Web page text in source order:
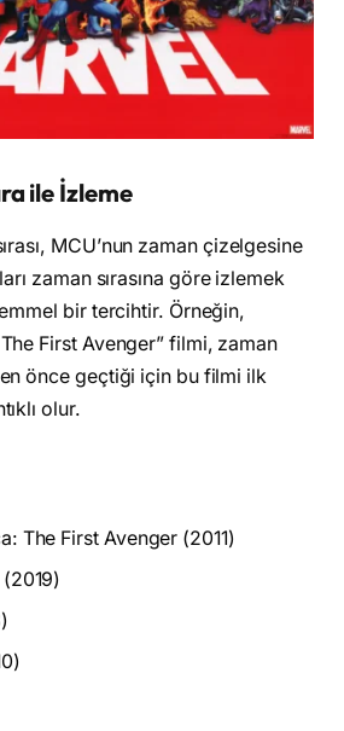
ile İzleme
MCU’nun zaman çizelgesine
zaman sırasına göre izlemek
bir tercihtir. Örneğin,
First Avenger” filmi, zaman
önce geçtiği için bu filmi ilk
olur.
The First Avenger (2011)